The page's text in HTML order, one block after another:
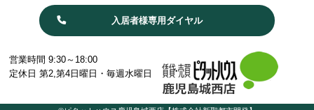
入居者様専用ダイヤル
営業時間 9:30～18:00
定休日 第2,第4日曜日・毎週水曜日